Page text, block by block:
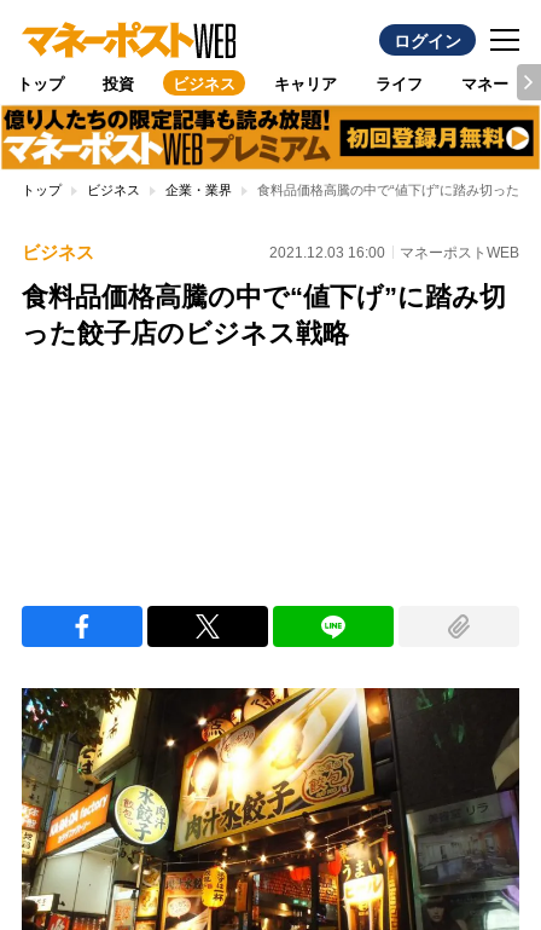
ログイン
トップ 投資 ビジネス キャリア ライフ マネー
トップ ビジネス 企業・業界 食料品価格高騰の中で“値下げ”に踏み切った餃
ビジネス 2021.12.03 16:00 マネーポストWEB
食料品価格高騰の中で“値下げ”に踏み切
った餃子店のビジネス戦略